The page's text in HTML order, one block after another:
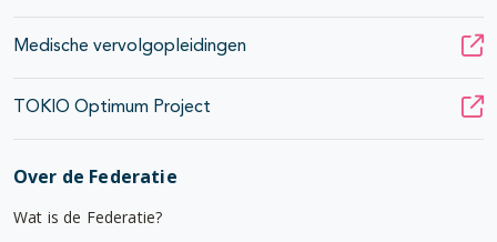
Medische vervolgopleidingen
TOKIO Optimum Project
Over de Federatie
Wat is de Federatie?